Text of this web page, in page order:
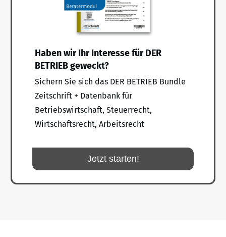
Haben wir Ihr Interesse für DER
BETRIEB geweckt?
Sichern Sie sich das DER BETRIEB Bundle
Zeitschrift + Datenbank für
Betriebswirtschaft, Steuerrecht,
Wirtschaftsrecht, Arbeitsrecht
Jetzt starten!